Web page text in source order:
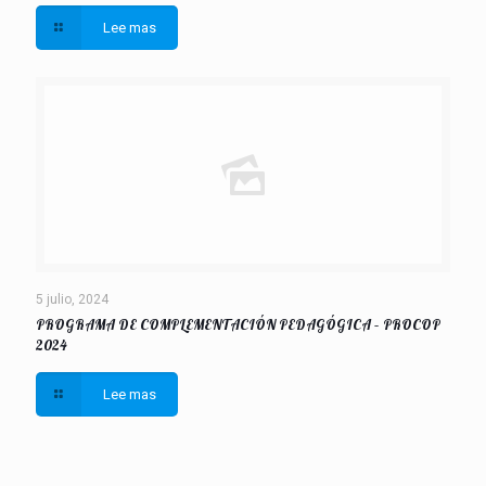
Lee mas
5 julio, 2024
PROGRAMA DE COMPLEMENTACIÓN PEDAGÓGICA – PROCOP
2024
Lee mas